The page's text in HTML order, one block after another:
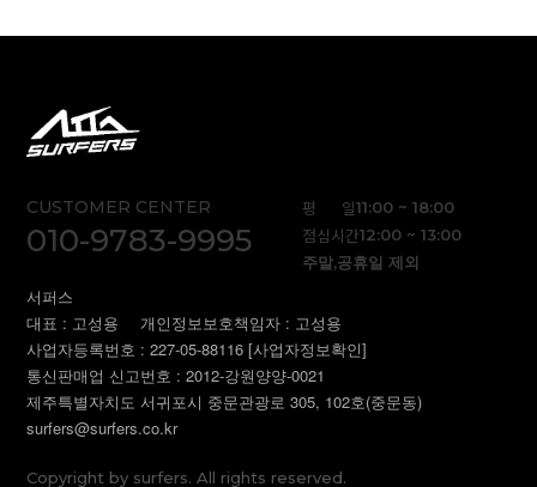
CUSTOMER CENTER
010-9783-9995
평 일11:00 ~ 18:00
점심시간12:00 ~ 13:00
주말,공휴일 제외
서퍼스
대표 : 고성용
개인정보보호책임자 : 고성용
사업자등록번호 : 227-05-88116[사업자정보확인]
통신판매업 신고번호 : 2012-강원양양-0021
제주특별자치도 서귀포시 중문관광로 305, 102호(중문동)
surfers@surfers.co.kr
Copyright by surfers. All rights reserved.